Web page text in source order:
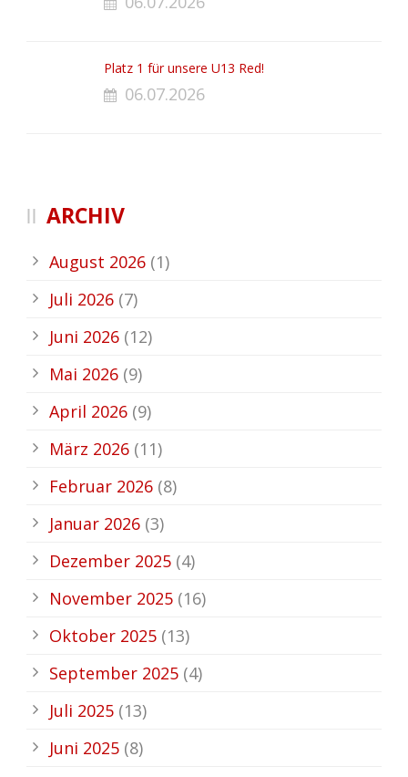
Platz 1 für unsere U13 Red!
06.07.2026
ARCHIV
August 2026 (1)
Juli 2026 (7)
Juni 2026 (12)
Mai 2026 (9)
April 2026 (9)
März 2026 (11)
Februar 2026 (8)
Januar 2026 (3)
Dezember 2025 (4)
November 2025 (16)
Oktober 2025 (13)
September 2025 (4)
Juli 2025 (13)
Juni 2025 (8)